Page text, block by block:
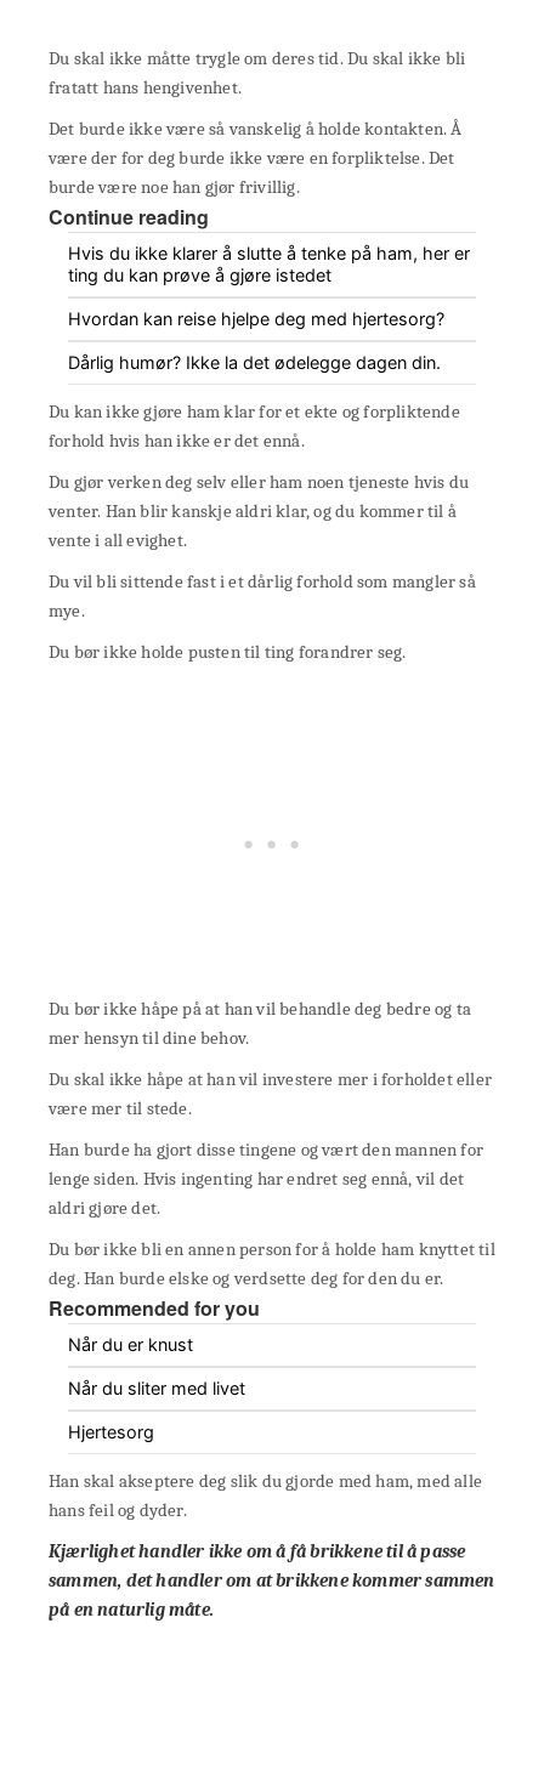
Du skal ikke måtte trygle om deres tid. Du skal ikke bli
fratatt hans hengivenhet.
Det burde ikke være så vanskelig å holde kontakten. Å
være der for deg burde ikke være en forpliktelse. Det
burde være noe han gjør frivillig.
Continue reading
Hvis du ikke klarer å slutte å tenke på ham, her er
ting du kan prøve å gjøre istedet
Hvordan kan reise hjelpe deg med hjertesorg?
Dårlig humør? Ikke la det ødelegge dagen din.
Du kan ikke gjøre ham klar for et ekte og forpliktende
forhold hvis han ikke er det ennå.
Du gjør verken deg selv eller ham noen tjeneste hvis du
venter. Han blir kanskje aldri klar, og du kommer til å
vente i all evighet.
Du vil bli sittende fast i et dårlig forhold som mangler så
mye.
Du bør ikke holde pusten til ting forandrer seg.
Du bør ikke håpe på at han vil behandle deg bedre og ta
mer hensyn til dine behov.
Du skal ikke håpe at han vil investere mer i forholdet eller
være mer til stede.
Han burde ha gjort disse tingene og vært den mannen for
lenge siden. Hvis ingenting har endret seg ennå, vil det
aldri gjøre det.
Du bør ikke bli en annen person for å holde ham knyttet til
deg. Han burde elske og verdsette deg for den du er.
Recommended for you
Når du er knust
Når du sliter med livet
Hjertesorg
Han skal akseptere deg slik du gjorde med ham, med alle
hans feil og dyder.
Kjærlighet handler ikke om å få brikkene til å passe
sammen, det handler om at brikkene kommer sammen
på en naturlig måte.